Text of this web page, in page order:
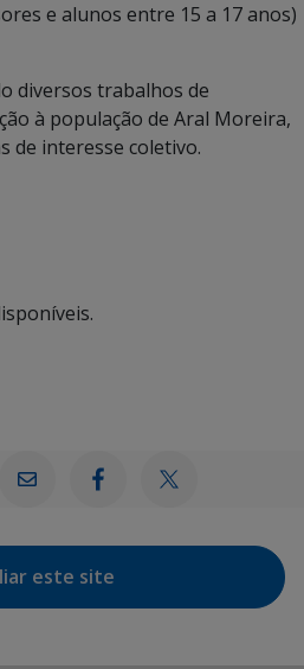
e alunos entre 15 a 17 anos)
diversos trabalhos de
à população de Aral Moreira,
de interesse coletivo.
este site